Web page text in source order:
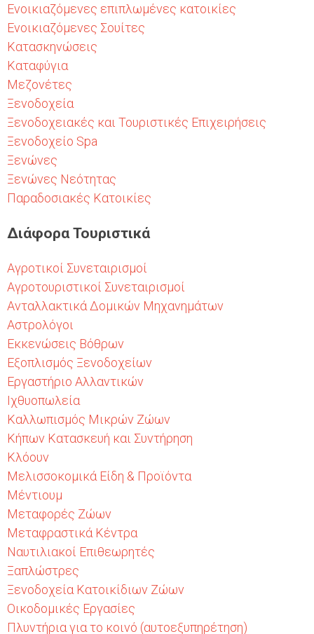
Ενοικιαζόμενες επιπλωμένες κατοικίες
Ενοικιαζόμενες Σουίτες
Κατασκηνώσεις
Καταφύγια
Μεζονέτες
Ξενοδοχεία
Ξενοδοχειακές και Τουριστικές Επιχειρήσεις
Ξενοδοχείο Spa
Ξενώνες
Ξενώνες Νεότητας
Παραδοσιακές Κατοικίες
Διάφορα Τουριστικά
Αγροτικοί Συνεταιρισμοί
Αγροτουριστικοί Συνεταιρισμοί
Ανταλλακτικά Δομικών Μηχανημάτων
Αστρολόγοι
Εκκενώσεις Βόθρων
Εξοπλισμός Ξενοδοχείων
Εργαστήριο Αλλαντικών
Ιχθυοπωλεία
Καλλωπισμός Μικρών Ζώων
Κήπων Κατασκευή και Συντήρηση
Κλόουν
Μελισσοκομικά Είδη & Προϊόντα
Μέντιουμ
Μεταφορές Ζώων
Μεταφραστικά Κέντρα
Ναυτιλιακοί Επιθεωρητές
Ξαπλώστρες
Ξενοδοχεία Κατοικίδιων Ζώων
Οικοδομικές Εργασίες
Πλυντήρια για το κοινό (αυτοεξυπηρέτηση)